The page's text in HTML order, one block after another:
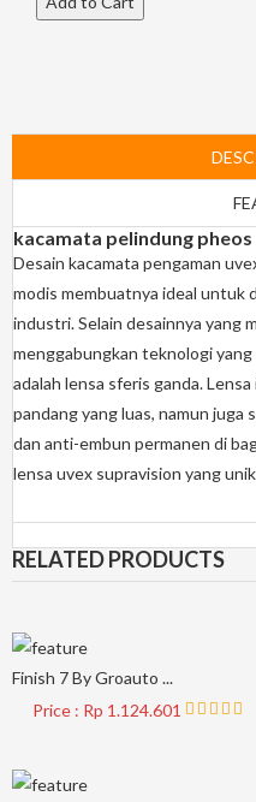
kacamata pelindung pheos
Desain kacamata pengaman
modis membuatnya ideal untuk
industri. Selain desainnya yang
menggabungkan teknologi
adalah lensa sferis ganda.
pandang yang luas, namun juga
dan anti-embun permanen di
lensa uvex supravision yang
RELATED PRODUCTS
Finish 7 By Groauto ...
Price : Rp 1.124.601